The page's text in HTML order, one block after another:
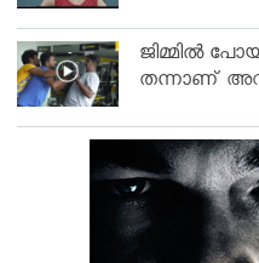
ജിമ്മിൽ
തന്നാണ്